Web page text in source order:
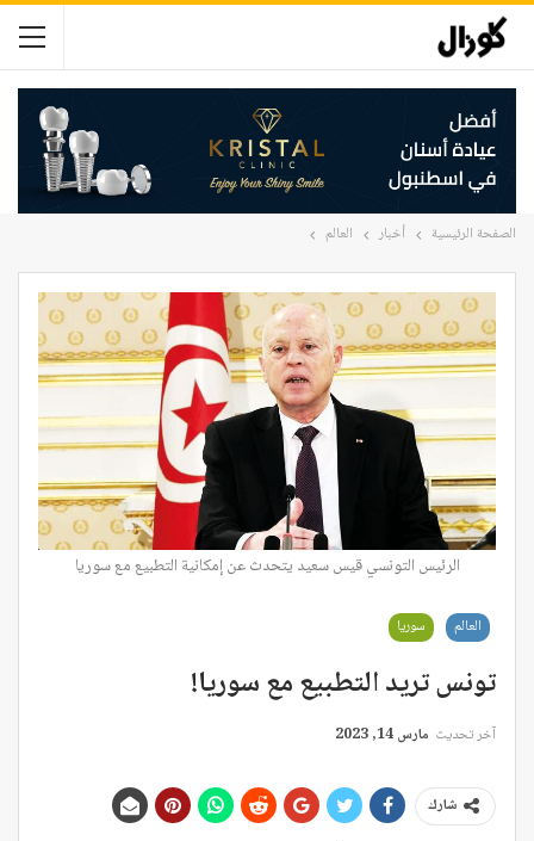
الصفحة الرئيسية أخبار العالم
الرئيس التونسي قيس سعيد يتحدث عن إمكانية التطبيع مع سوريا
العالم سوريا
تونس تريد التطبيع مع سوريا!
آخر تحديث مارس 14, 2023
شارك